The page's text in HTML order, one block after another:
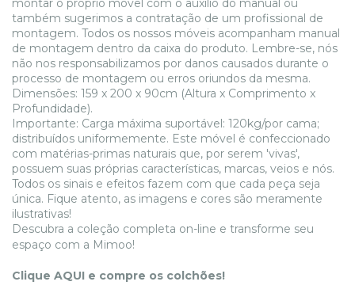
montar o próprio móvel com o auxílio do manual ou
também sugerimos a contratação de um profissional de
montagem. Todos os nossos móveis acompanham manual
de montagem dentro da caixa do produto. Lembre-se, nós
não nos responsabilizamos por danos causados durante o
processo de montagem ou erros oriundos da mesma.
Dimensões: 159 x 200 x 90cm (Altura x Comprimento x
Profundidade).
Importante: Carga máxima suportável: 120kg/por cama;
distribuídos uniformemente. Este móvel é confeccionado
com matérias-primas naturais que, por serem 'vivas',
possuem suas próprias características, marcas, veios e nós.
Todos os sinais e efeitos fazem com que cada peça seja
única. Fique atento, as imagens e cores são meramente
ilustrativas!
Descubra a coleção completa on-line e transforme seu
espaço com a Mimoo!
Clique AQUI e compre os colchões!